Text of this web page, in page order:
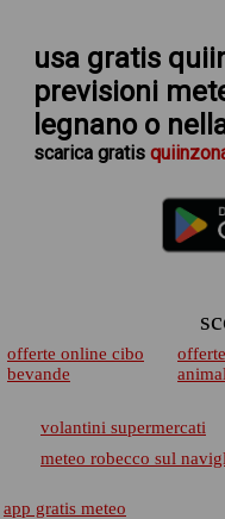
usa gratis
previsioni
legnanoo
scarica gratis
offerte online cibo
bevande
volantini supermercati
meteo robecco sul
app gratis meteo